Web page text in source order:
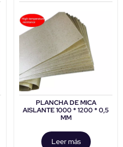
PLANCHA DE MICA
AISLANTE 1000 * 1200 * 0,5
MM
Leer más